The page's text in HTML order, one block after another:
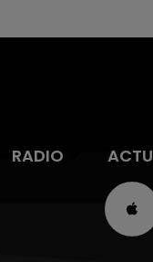
RADIO ACTU